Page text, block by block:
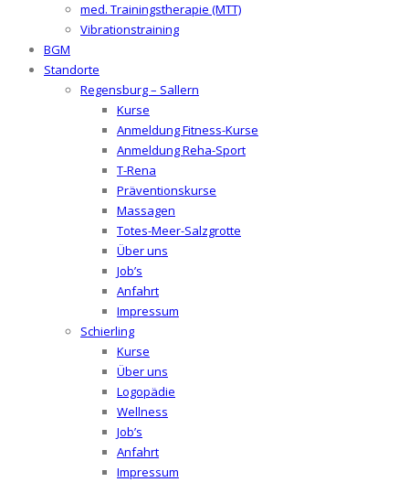
med. Trainingstherapie (MTT)
Vibrationstraining
BGM
Standorte
Regensburg – Sallern
Kurse
Anmeldung Fitness-Kurse
Anmeldung Reha-Sport
T-Rena
Präventionskurse
Massagen
Totes-Meer-Salzgrotte
Über uns
Job’s
Anfahrt
Impressum
Schierling
Kurse
Über uns
Logopädie
Wellness
Job’s
Anfahrt
Impressum